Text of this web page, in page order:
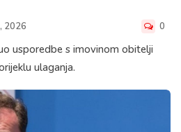
2026 0
usporedbe s imovinom obitelji
ulaganja.